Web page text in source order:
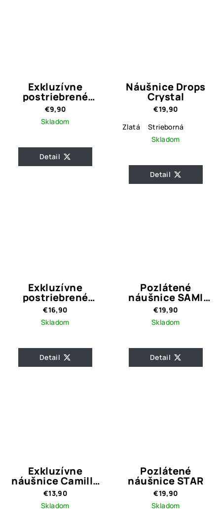
Exkluzívne
postriebrené
náušnice Crystal
Silver
€9,90
Skladom
Detail
Náušnice Drops
Crystal
€19,90
Zlatá
Strieborná
Skladom
Detail
Exkluzívne
postriebrené
náušnice kruhy
Judith Silver
€16,90
Skladom
Detail
Pozlátené
náušnice SAMI
SHINY
€19,90
Skladom
Detail
Exkluzívne
náušnice Camille
Crystal Quality
€13,90
Skladom
Pozlátené
náušnice STAR
€19,90
Skladom